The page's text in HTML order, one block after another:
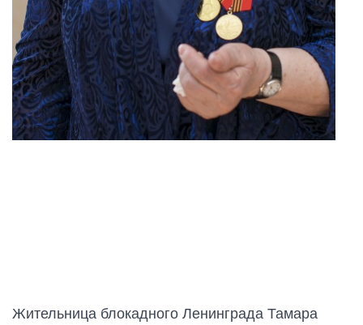
Жительница блокадного Ленинграда Тамара